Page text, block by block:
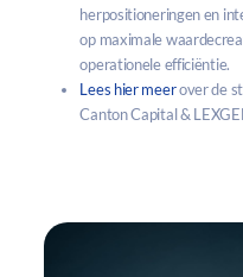
herpositioneringen en
op maximale
operationele efficiëntie.
Lees hier meerover de
Canton Capital &